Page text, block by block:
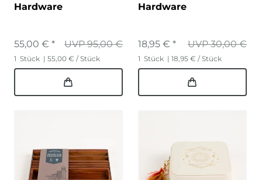
Hardware
UVP 95,00 €
55,00 € *
1 Stück | 55,00 € / Stück
Hardware
UVP 30,00 €
18,95 € *
1 Stück | 18,95 € / Stück